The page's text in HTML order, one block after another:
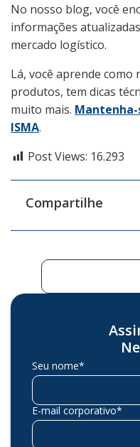
No nosso blog, você
informações
mercado logístico.
Lá, você aprende como
produtos, tem dicas
muito mais.
ISMA.
Post Views: 16.293
Compartilhe
Pesquisar ...
Seu nome*
E-mail corporativo*